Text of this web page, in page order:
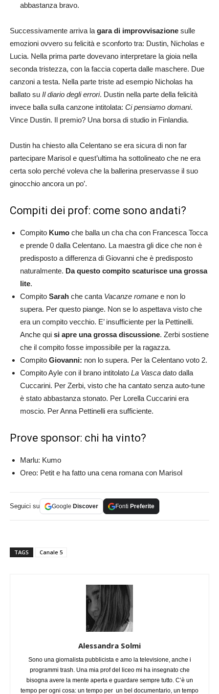
abbastanza bravo.
Successivamente arriva la gara di improvvisazione sulle
emozioni ovvero su felicità e sconforto tra: Dustin, Nicholas e
Lucia. Nella prima parte dovevano interpretare la gioia nella
seconda tristezza, con la faccia coperta dalle maschere. Due
canzoni a testa. Nella parte triste ad esempio Nicholas ha
ballato su Il diario degli errori. Dustin nella parte della felicità
invece balla sulla canzone intitolata: Ci pensiamo domani.
Vince Dustin. Il premio? Una borsa di studio in Finlandia.
Dustin ha chiesto alla Celentano se era sicura di non far
partecipare Marisol e quest’ultima ha sottolineato che ne era
certa solo perché voleva che la ballerina preservasse il suo
ginocchio ancora un po’.
Compiti dei prof: come sono andati?
Compito Kumo che balla un cha cha con Francesca Tocca
e prende 0 dalla Celentano. La maestra gli dice che non è
predisposto a differenza di Giovanni che è predisposto
naturalmente. Da questo compito scaturisce una grossa
lite.
Compito Sarah che canta Vacanze romane e non lo
supera. Per questo piange. Non se lo aspettava visto che
era un compito vecchio. E’ insufficiente per la Pettinelli.
Anche qui si apre una grossa discussione. Zerbi sostiene
che il compito fosse impossibile per la ragazza.
Compito Giovanni: non lo supera. Per la Celentano voto 2.
Compito Ayle con il brano intitolato La Vasca dato dalla
Cuccarini. Per Zerbi, visto che ha cantato senza auto-tune
è stato abbastanza stonato. Per Lorella Cuccarini era
moscio. Per Anna Pettinelli era sufficiente.
Prove sponsor: chi ha vinto?
Marlu: Kumo
Oreo: Petit e ha fatto una cena romana con Marisol
Seguici su Google Discover Fonti Preferite
TAGS Canale 5
Alessandra Solmi
Sono una giornalista pubblicista e amo la televisione, anche i
programmi trash. Una mia prof del liceo mi ha insegnato che
bisogna avere la mente aperta e guardare sempre tutto. C’è un
tempo per ogni cosa: un tempo per un bel documentario, un tempo